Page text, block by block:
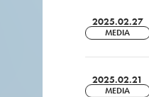
2025.02.27
MEDIA
2025.02.21
MEDIA